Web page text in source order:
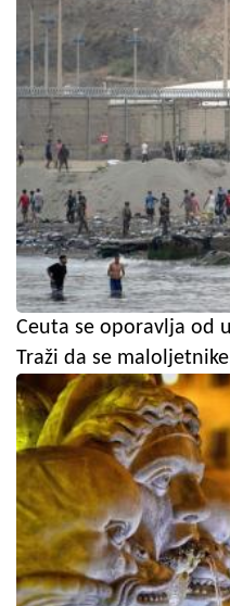
Ceuta se oporavlja od
Traži da se